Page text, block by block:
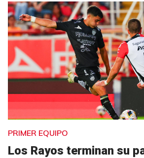
PRIMER EQUIPO
Los Rayos terminan su